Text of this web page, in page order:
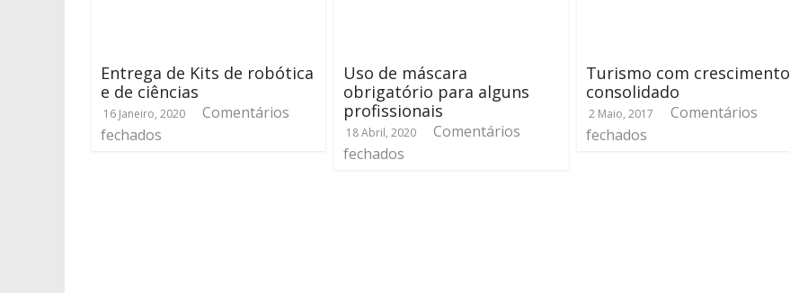
Entrega de Kits de robótica
e de ciências
16 Janeiro, 2020
Comentários
fechados
Uso de máscara
obrigatório para alguns
profissionais
18 Abril, 2020
Comentários
fechados
Turismo com crescimento
consolidado
2 Maio, 2017
Comentários
fechados